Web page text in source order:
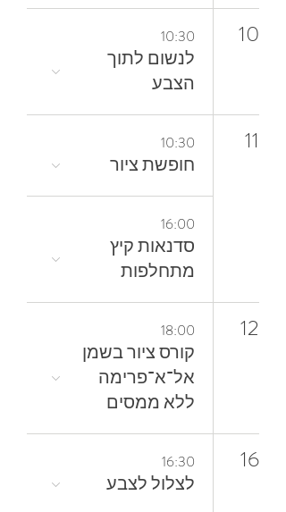
10
10:30
‬הצבע
11
10:30
חופשת ציור
16:00
סדנאות קיץ
מתחלפות
12
18:00
קורס ציור בשמן
אל־א־פרימה
ללא ממסים
16
16:30
לצלול‭ ‬לצבע‭